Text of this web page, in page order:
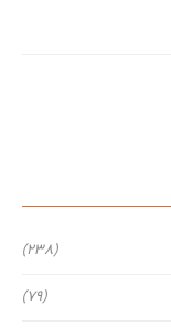
(238)
(79)